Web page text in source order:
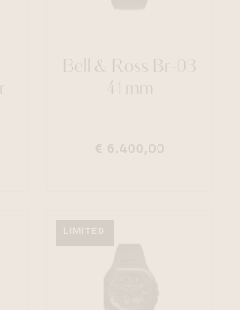
Bell & Ross Br-03
41mm
€ 6.400,00
LIMITED